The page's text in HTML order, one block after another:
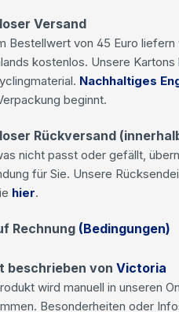
Versand
Bestellwert von 45 Euro liefern
kostenlos. Unsere Kartons
Nachhaltiges
beginnt.
Rückversand
nicht passt oder gefällt,
für Sie. Unsere
hier.
Rechnung (Bedingungen)
beschrieben von Victoria
wird manuell in unseren
Besonderheiten oder